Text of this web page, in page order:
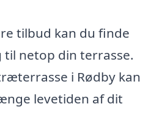
tilbud kan du finde
til netop din terrasse.
i Rødby kan
levetiden af dit